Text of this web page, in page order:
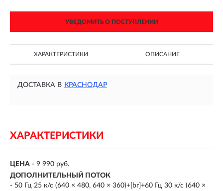
УВЕДОМИТЬ О ПОСТУПЛЕНИИ
ХАРАКТЕРИСТИКИ ОПИСАНИЕ
ДОСТАВКА В КРАСНОДАР
ХАРАКТЕРИСТИКИ
ЦЕНА - 9 990 руб.
ДОПОЛНИТЕЛЬНЫЙ ПОТОК
- 50 Гц 25 к/с (640 × 480, 640 × 360)+[br]+60 Гц 30 к/с (640 ×